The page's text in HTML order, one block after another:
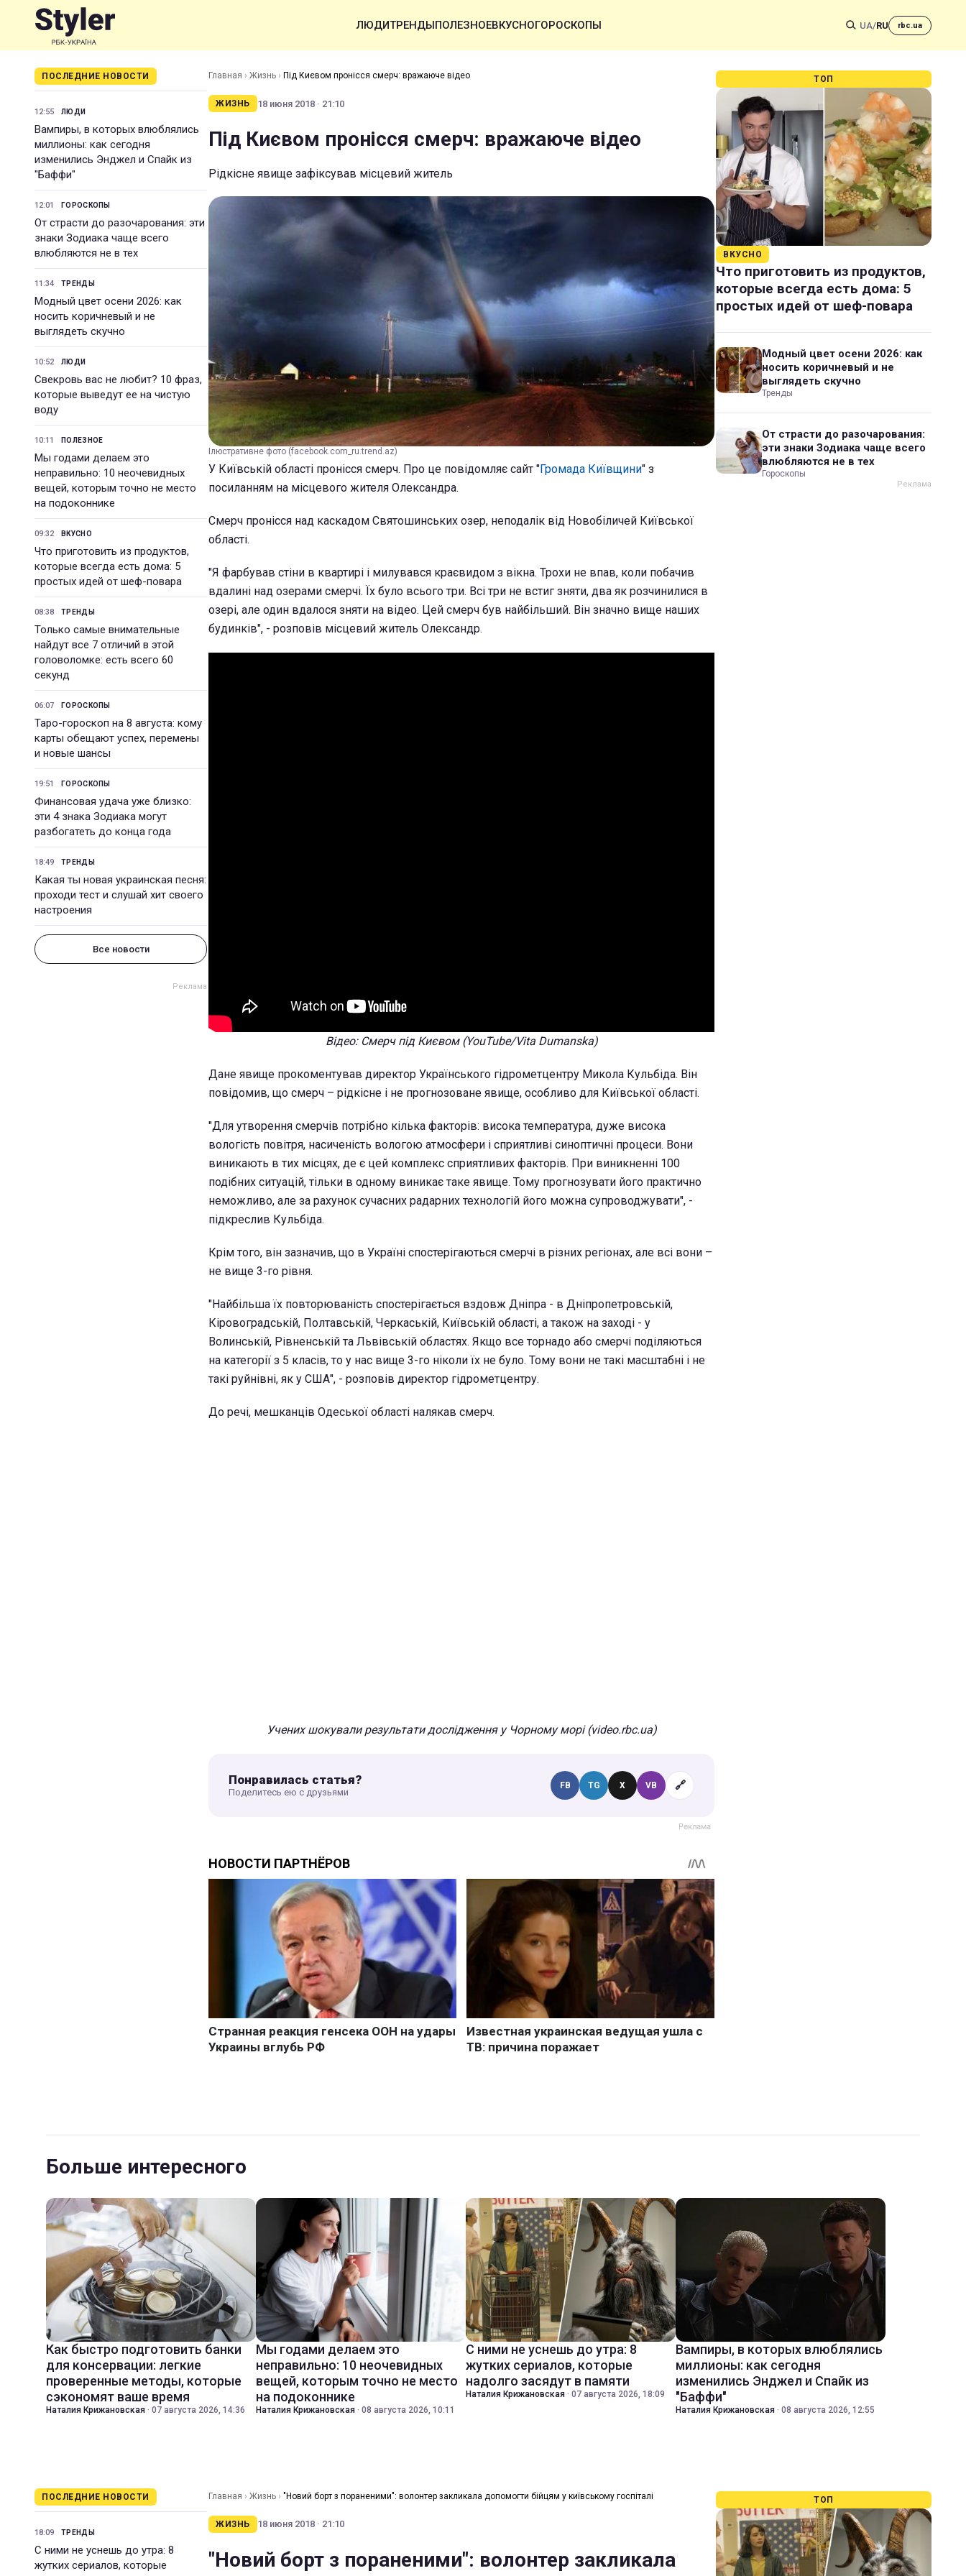
ЛЮДИТРЕНДЫПОЛЕЗНОЕВКУСНОГОРОСКОПЫ UA/RU rbc.ua
ПОСЛЕДНИЕ НОВОСТИ
12:55 ЛЮДИ
Вампиры, в которых влюблялись
миллионы: как сегодня
изменились Энджел и Спайк из
"Баффи"
12:01 ГОРОСКОПЫ
От страсти до разочарования: эти
знаки Зодиака чаще всего
влюбляются не в тех
11:34 ТРЕНДЫ
Модный цвет осени 2026: как
носить коричневый и не
выглядеть скучно
10:52 ЛЮДИ
Свекровь вас не любит? 10 фраз,
которые выведут ее на чистую
воду
10:11 ПОЛЕЗНОЕ
Мы годами делаем это
неправильно: 10 неочевидных
вещей, которым точно не место
на подоконнике
09:32 ВКУСНО
Что приготовить из продуктов,
которые всегда есть дома: 5
простых идей от шеф-повара
08:38 ТРЕНДЫ
Только самые внимательные
найдут все 7 отличий в этой
головоломке: есть всего 60
секунд
06:07 ГОРОСКОПЫ
Таро-гороскоп на 8 августа: кому
карты обещают успех, перемены
и новые шансы
19:51 ГОРОСКОПЫ
Финансовая удача уже близко:
эти 4 знака Зодиака могут
разбогатеть до конца года
18:49 ТРЕНДЫ
Какая ты новая украинская песня:
проходи тест и слушай хит своего
настроения
Все новости
Главная › Жизнь › Під Києвом пронісся смерч: вражаюче відео
ЖИЗНЬ 18 июня 2018 · 21:10
Під Києвом пронісся смерч: вражаюче відео
Рідкісне явище зафіксував місцевий житель
Ілюстративне фото (facebook.com_ru.trend.az)
У Київській області пронісся смерч. Про це повідомляє сайт "Громада Київщини" з
посиланням на місцевого жителя Олександра.
Смерч пронісся над каскадом Святошинських озер, неподалік від Новобіличей Київської
області.
"Я фарбував стіни в квартирі і милувався краєвидом з вікна. Трохи не впав, коли побачив
вдалині над озерами смерчі. Їх було всього три. Всі три не встиг зняти, два як розчинилися в
озері, але один вдалося зняти на відео. Цей смерч був найбільший. Він значно вище наших
будинків", - розповів місцевий житель Олександр.
Відео: Смерч під Києвом (YouTube/Vita Dumanska)
Дане явище прокоментував директор Українського гідрометцентру Микола Кульбіда. Він
повідомив, що смерч – рідкісне і не прогнозоване явище, особливо для Київської області.
"Для утворення смерчів потрібно кілька факторів: висока температура, дуже висока
вологість повітря, насиченість вологою атмосфери і сприятливі синоптичні процеси. Вони
виникають в тих місцях, де є цей комплекс сприятливих факторів. При виникненні 100
подібних ситуацій, тільки в одному виникає таке явище. Тому прогнозувати його практично
неможливо, але за рахунок сучасних радарних технологій його можна супроводжувати", -
підкреслив Кульбіда.
Крім того, він зазначив, що в Україні спостерігаються смерчі в різних регіонах, але всі вони –
не вище 3-го рівня.
"Найбільша їх повторюваність спостерігається вздовж Дніпра - в Дніпропетровській,
Кіровоградській, Полтавській, Черкаській, Київській області, а також на заході - у
Волинській, Рівненській та Львівській областях. Якщо все торнадо або смерчі поділяються
на категорії з 5 класів, то у нас вище 3-го ніколи їх не було. Тому вони не такі масштабні і не
такі руйнівні, як у США", - розповів директор гідрометцентру.
До речі, мешканців Одеської області налякав смерч.
Учених шокували результати дослідження у Чорному морі (video.rbc.ua)
Понравилась статья?
Поделитесь ею с друзьями
FB TG X VB 🔗
ТОП
ВКУСНО
Что приготовить из продуктов,
которые всегда есть дома: 5
простых идей от шеф-повара
Модный цвет осени 2026: как
носить коричневый и не
выглядеть скучно
Тренды
От страсти до разочарования:
эти знаки Зодиака чаще всего
влюбляются не в тех
Гороскопы
Больше интересного
Как быстро подготовить банки
для консервации: легкие
проверенные методы, которые
сэкономят ваше время
Наталия Крижановская · 07 августа 2026, 14:36
Мы годами делаем это
неправильно: 10 неочевидных
вещей, которым точно не место
на подоконнике
Наталия Крижановская · 08 августа 2026, 10:11
С ними не уснешь до утра: 8
жутких сериалов, которые
надолго засядут в памяти
Наталия Крижановская · 07 августа 2026, 18:09
Вампиры, в которых влюблялись
миллионы: как сегодня
изменились Энджел и Спайк из
"Баффи"
Наталия Крижановская · 08 августа 2026, 12:55
ПОСЛЕДНИЕ НОВОСТИ
18:09 ТРЕНДЫ
С ними не уснешь до утра: 8
жутких сериалов, которые
Главная › Жизнь › "Новий борт з пораненими": волонтер закликала допомогти бійцям у київському госпіталі
ЖИЗНЬ 18 июня 2018 · 21:10
"Новий борт з пораненими": волонтер закликала
ТОП